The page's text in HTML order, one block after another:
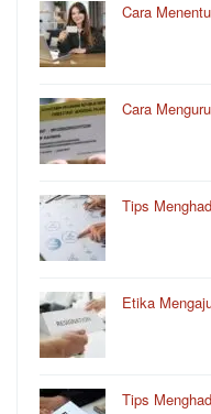
Cara
Cara
Tips
Etika
Tips